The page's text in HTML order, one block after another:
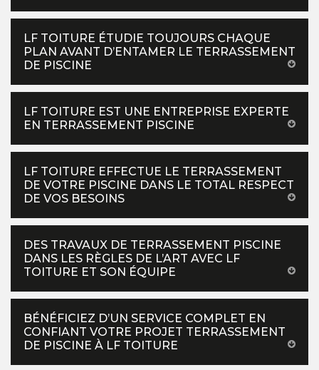
LF TOITURE ÉTUDIE TOUJOURS CHAQUE
PLAN AVANT D’ENTAMER LE TERRASSEMENT
DE PISCINE
LF TOITURE EST UNE ENTREPRISE EXPERTE
EN TERRASSEMENT PISCINE
LF TOITURE EFFECTUE LE TERRASSEMENT
DE VOTRE PISCINE DANS LE TOTAL RESPECT
DE VOS BESOINS
DES TRAVAUX DE TERRASSEMENT PISCINE
DANS LES RÈGLES DE L’ART AVEC LF
TOITURE ET SON ÉQUIPE
BÉNÉFICIEZ D’UN SERVICE COMPLET EN
CONFIANT VOTRE PROJET TERRASSEMENT
DE PISCINE À LF TOITURE